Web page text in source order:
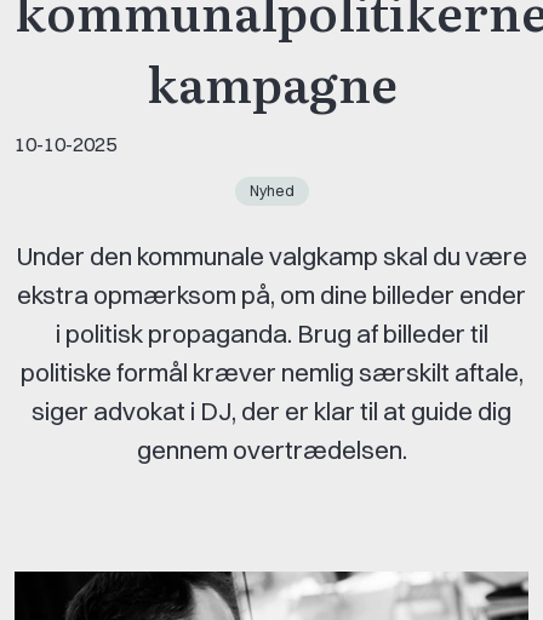
kampagne
10-10-2025
Nyhed
Under den kommunale valgkamp skal du være
ekstra opmærksom på, om dine billeder ender
i politisk propaganda. Brug af billeder til
politiske formål kræver nemlig særskilt aftale,
siger advokat i DJ, der er klar til at guide dig
gennem overtrædelsen.